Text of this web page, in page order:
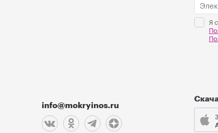
info@mokryinos.ru
Я